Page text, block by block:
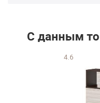
С данным
4.6